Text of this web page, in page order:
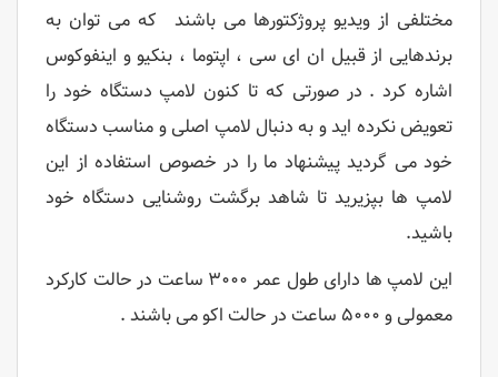
مختلفی از ویدیو پروژکتورها می باشند که می توان به
برندهایی از قبیل ان ای سی ، اپتوما ، بنکیو و اینفوکوس
اشاره کرد . در صورتی که تا کنون لامپ دستگاه خود را
تعویض نکرده اید و به دنبال لامپ اصلی و مناسب دستگاه
خود می گردید پیشنهاد ما را در خصوص استفاده از این
لامپ ها بپزیرید تا شاهد برگشت روشنایی دستگاه خود
باشید.
این لامپ ها دارای طول عمر ۳۰۰۰ ساعت در حالت کارکرد
معمولی و ۵۰۰۰ ساعت در حالت اکو می باشند .